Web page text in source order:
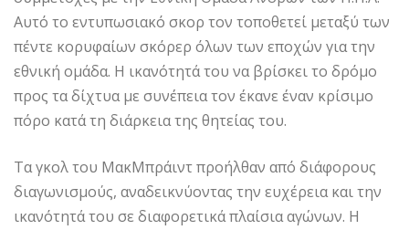
Αυτό το εντυπωσιακό σκορ τον τοποθετεί μεταξύ των
πέντε κορυφαίων σκόρερ όλων των εποχών για την
εθνική ομάδα. Η ικανότητά του να βρίσκει το δρόμο
προς τα δίχτυα με συνέπεια τον έκανε έναν κρίσιμο
πόρο κατά τη διάρκεια της θητείας του.
Τα γκολ του ΜακΜπράιντ προήλθαν από διάφορους
διαγωνισμούς, αναδεικνύοντας την ευχέρεια και την
ικανότητά του σε διαφορετικά πλαίσια αγώνων. Η